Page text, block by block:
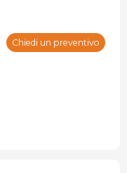
Chiedi un preventivo